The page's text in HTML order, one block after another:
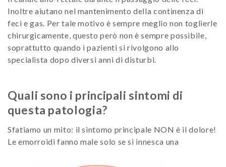
Inoltre aiutano nel mantenimento della continenza di
feci e gas. Per tale motivo è sempre meglio non toglierle
chirurgicamente, questo però non è sempre possibile,
soprattutto quando i pazienti si rivolgono allo
specialista dopo diversi anni di disturbi.
Quali sono i principali sintomi di
questa patologia?
Sfatiamo un mito: il sintomo principale NON è il dolore!
Le emorroidi fanno male solo se si innesca una